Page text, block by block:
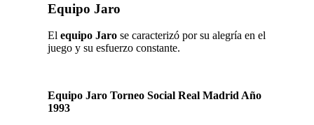
Equipo Jaro
El equipo Jaro se caracterizó por su alegría en el
juego y su esfuerzo constante.
Equipo Jaro Torneo Social Real Madrid Año
1993